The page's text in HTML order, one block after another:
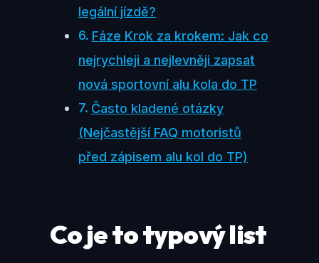
legální jízdě?
Fáze Krok za krokem: Jak co
nejrychleji a nejlevněji zapsat
nová sportovní alu kola do TP
Často kladené otázky
(Nejčastější FAQ motoristů
před zápisem alu kol do TP)
Co je to typový list